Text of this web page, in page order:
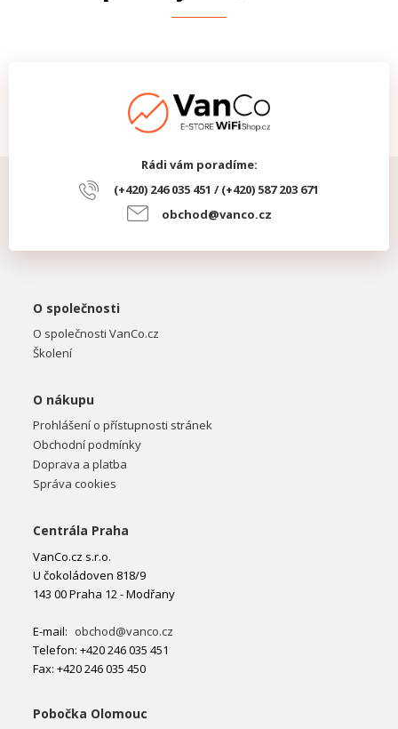
Rádi vám poradíme:
(+420) 246 035 451 / (+420) 587 203 671
obchod@vanco.cz
O společnosti
O společnosti VanCo.cz
Školení
O nákupu
Prohlášení o přístupnosti stránek
Obchodní podmínky
Doprava a platba
Správa cookies
Centrála Praha
VanCo.cz s.r.o.
U čokoládoven 818/9
143 00 Praha 12 - Modřany
E-mail: obchod@vanco.cz
Telefon: +420 246 035 451
Fax: +420 246 035 450
Pobočka Olomouc